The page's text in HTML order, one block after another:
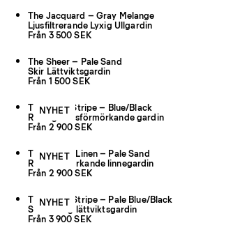
The Jacquard – Gray Melange
Ljusfiltrerande Lyxig Ullgardin
Från 3 500 SEK
The Sheer – Pale Sand
Skir Lättviktsgardin
Från 1 500 SEK
NYHET
The Triple Stripe – Blue/Black
Randig rumsförmörkande gardin
Från 2 900 SEK
NYHET
The Studio Linen – Pale Sand
Rumsförmörkande linnegardin
Från 2 900 SEK
NYHET
The Sheer Stripe – Pale Blue/Black
Skir randig lättviktsgardin
Från 3 900 SEK